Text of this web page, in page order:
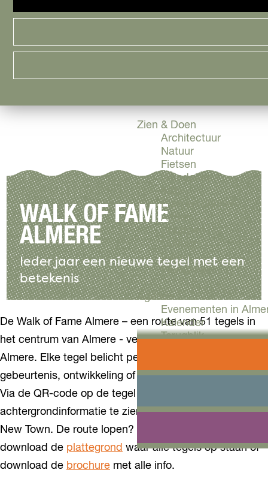
Samen genieten
Urban en Architectuur
Zien & Doen
Architectuur
Natuur
Fietsen
Wandelen
Kids
Eten en drinken
Actief
Shoppen
Cultuur
Indoor
Workshops
Agenda
Evenementen in
Kalender
Terugblik
Arrangementen
VVV Almere
WALK OF FAME
ALMERE
Ieder jaar een nieuwe tegel met een
betekenis
De Walk of Fame Almere – een route van 51 tegels in
het centrum van Almere - vertelt het verhaal van
Almere. Elke tegel belicht per jaar een betekenisvolle
gebeurtenis, ontwikkeling of een belangrijk persoon.
Via de QR-code op de tegel is meer
achtergrondinformatie te zien over de historie van deze
New Town. De route lopen? Bekijk de
download de plattegrond waar alle tegels op staan of
download de brochure met alle info.